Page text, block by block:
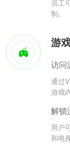
员工
制。
游
访问
通过
游戏
解锁
用户
和电